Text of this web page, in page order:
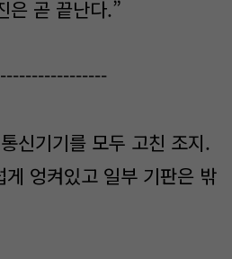
은 곧 끝난다.”
신기기를 모두 고친 조지.
게 엉켜있고 일부 기판은 밖